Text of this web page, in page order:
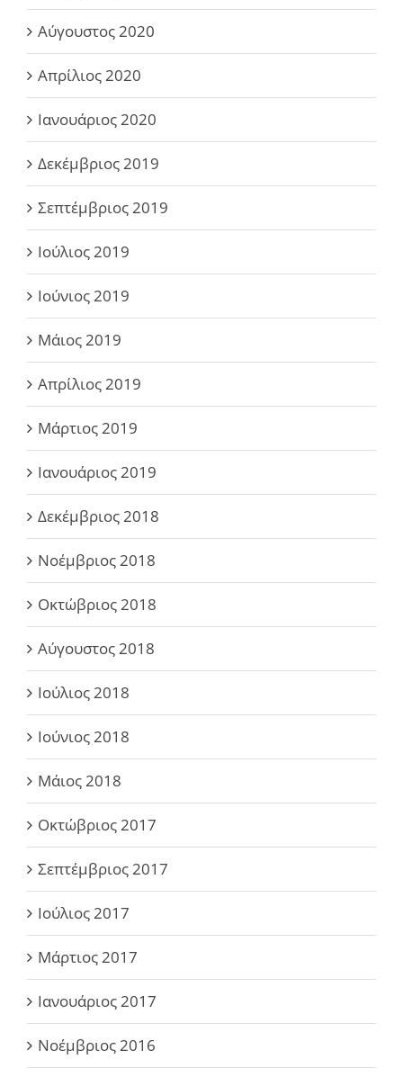
Αύγουστος 2020
Απρίλιος 2020
Ιανουάριος 2020
Δεκέμβριος 2019
Σεπτέμβριος 2019
Ιούλιος 2019
Ιούνιος 2019
Μάιος 2019
Απρίλιος 2019
Μάρτιος 2019
Ιανουάριος 2019
Δεκέμβριος 2018
Νοέμβριος 2018
Οκτώβριος 2018
Αύγουστος 2018
Ιούλιος 2018
Ιούνιος 2018
Μάιος 2018
Οκτώβριος 2017
Σεπτέμβριος 2017
Ιούλιος 2017
Μάρτιος 2017
Ιανουάριος 2017
Νοέμβριος 2016